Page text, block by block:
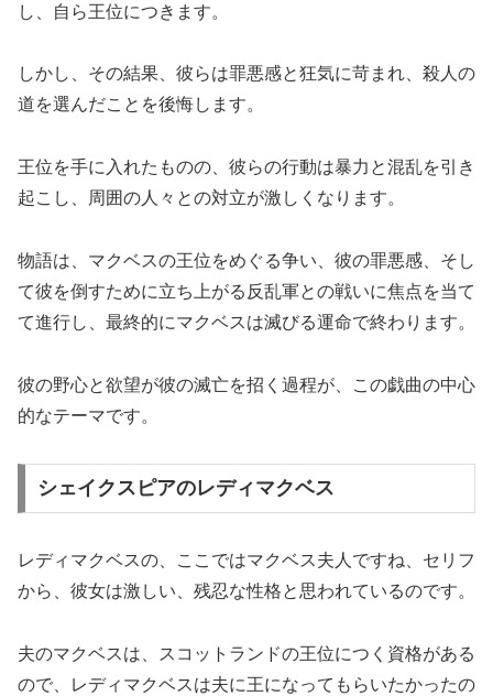
し、自ら王位につきます。
しかし、その結果、彼らは罪悪感と狂気に苛まれ、殺人の
道を選んだことを後悔します。
王位を手に入れたものの、彼らの行動は暴力と混乱を引き
起こし、周囲の人々との対立が激しくなります。
物語は、マクベスの王位をめぐる争い、彼の罪悪感、そし
て彼を倒すために立ち上がる反乱軍との戦いに焦点を当て
て進行し、最終的にマクベスは滅びる運命で終わります。
彼の野心と欲望が彼の滅亡を招く過程が、この戯曲の中心
的なテーマです。
シェイクスピアのレディマクベス
レディマクベスの、ここではマクベス夫人ですね、セリフ
から、彼女は激しい、残忍な性格と思われているのです。
夫のマクベスは、スコットランドの王位につく資格がある
ので、レディマクベスは夫に王になってもらいたかったの